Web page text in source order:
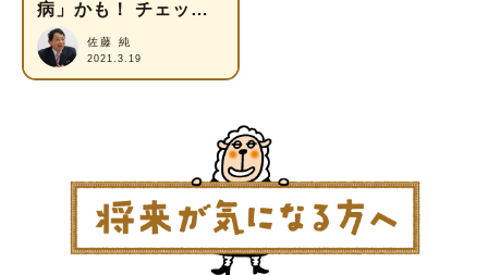
病」かも！ チェック
リスト&対策を専門医
が解説
佐藤 純
2021.3.19